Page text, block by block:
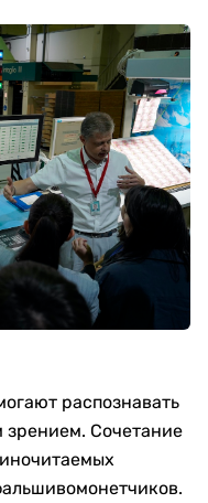
распознавать
Сочетание